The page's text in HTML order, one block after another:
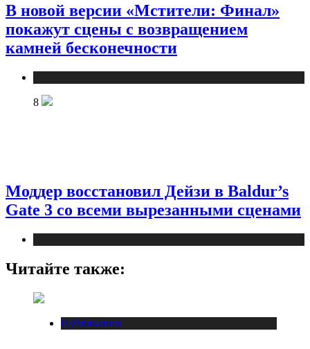
В новой версии «Мстители: Финал»
покажут сцены с возвращением
камней бесконечности
8
Моддер восстановил Дейзи в Baldur’s
Gate 3 со всеми вырезанными сценами
Читайте также:
Публикации